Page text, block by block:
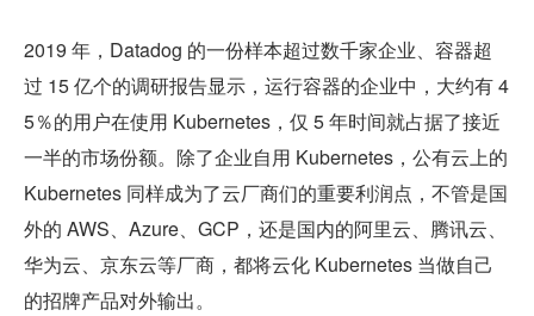
2019 年，Datadog 的一份样本超过数千家企业、容器超
过 15 亿个的调研报告显示，运行容器的企业中，大约有 4
5％的用户在使用 Kubernetes，仅 5 年时间就占据了接近
一半的市场份额。除了企业自用 Kubernetes，公有云上的
Kubernetes 同样成为了云厂商们的重要利润点，不管是国
外的 AWS、Azure、GCP，还是国内的阿里云、腾讯云、
华为云、京东云等厂商，都将云化 Kubernetes 当做自己
的招牌产品对外输出。